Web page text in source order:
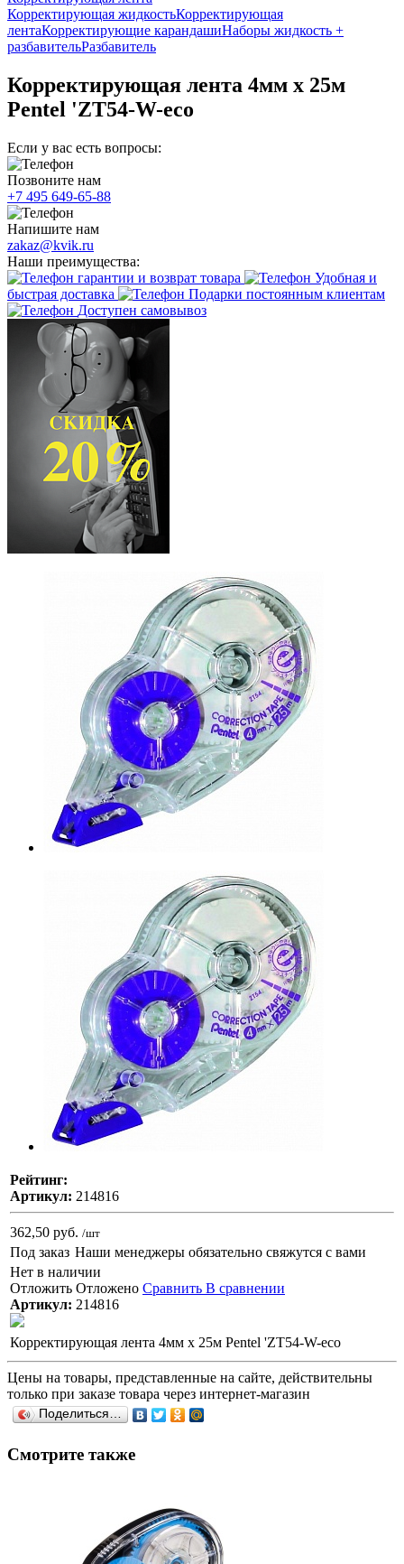
Корректирующая жидкостьКорректирующая
лентаКорректирующие карандашиНаборы жидкость +
разбавительРазбавитель
Корректирующая лента 4мм х 25м
Pentel 'ZT54-W-eco
Если у вас есть вопросы:
Позвоните нам
+7 495 649-65-88
Напишите нам
zakaz@kvik.ru
Наши преимущества:
гарантии и возврат товара
Удобная и
быстрая доставка
Подарки постоянным клиентам
Доступен самовывоз
Рейтинг:
Артикул: 214816
362,50 руб. /шт
Под заказ Наши менеджеры обязательно свяжутся с вами
Нет в наличии
Отложить Отложено Сравнить В сравнении
Артикул: 214816
Корректирующая лента 4мм х 25м Pentel 'ZT54-W-eco
Цены на товары, представленные на сайте, действительны
только при заказе товара через интернет-магазин
Поделиться…
Смотрите также